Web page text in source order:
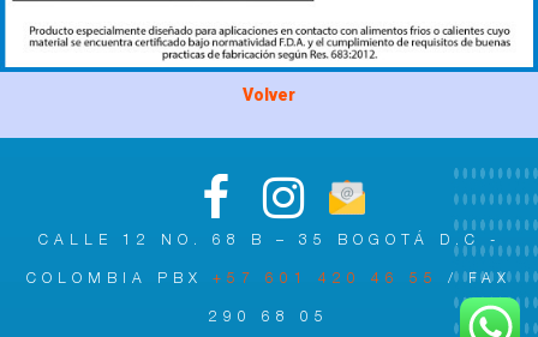
Volver
CALLE 12 NO. 68 B – 35 BOGOTÁ D.C -
COLOMBIA PBX +57 601 420 46 55 / FAX
290 68 05